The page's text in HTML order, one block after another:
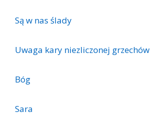
Są w nas ślady
Uwaga kary niezliczonej grzechów
Bóg
Sara